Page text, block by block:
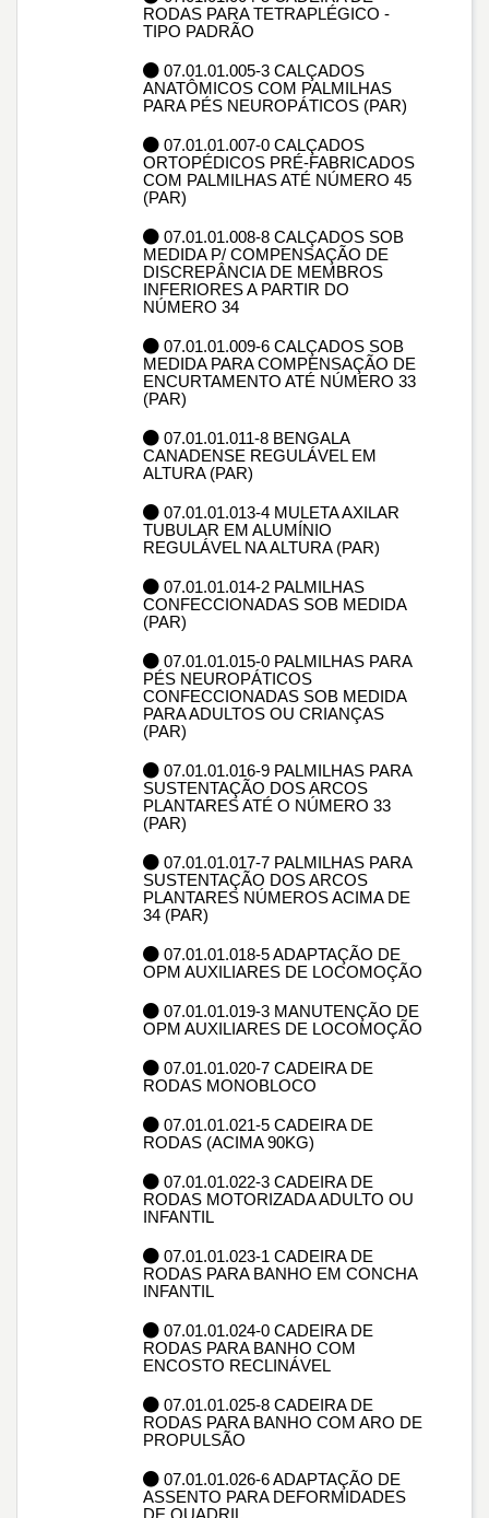
RODAS PARA TETRAPLÉGICO -
TIPO PADRÃO
07.01.01.005-3 CALÇADOS
ANATÔMICOS COM PALMILHAS
PARA PÉS NEUROPÁTICOS (PAR)
07.01.01.007-0 CALÇADOS
ORTOPÉDICOS PRÉ-FABRICADOS
COM PALMILHAS ATÉ NÚMERO 45
(PAR)
07.01.01.008-8 CALÇADOS SOB
MEDIDA P/ COMPENSAÇÃO DE
DISCREPÂNCIA DE MEMBROS
INFERIORES A PARTIR DO
NÚMERO 34
07.01.01.009-6 CALÇADOS SOB
MEDIDA PARA COMPENSAÇÃO DE
ENCURTAMENTO ATÉ NÚMERO 33
(PAR)
07.01.01.011-8 BENGALA
CANADENSE REGULÁVEL EM
ALTURA (PAR)
07.01.01.013-4 MULETA AXILAR
TUBULAR EM ALUMÍNIO
REGULÁVEL NA ALTURA (PAR)
07.01.01.014-2 PALMILHAS
CONFECCIONADAS SOB MEDIDA
(PAR)
07.01.01.015-0 PALMILHAS PARA
PÉS NEUROPÁTICOS
CONFECCIONADAS SOB MEDIDA
PARA ADULTOS OU CRIANÇAS
(PAR)
07.01.01.016-9 PALMILHAS PARA
SUSTENTAÇÃO DOS ARCOS
PLANTARES ATÉ O NÚMERO 33
(PAR)
07.01.01.017-7 PALMILHAS PARA
SUSTENTAÇÃO DOS ARCOS
PLANTARES NÚMEROS ACIMA DE
34 (PAR)
07.01.01.018-5 ADAPTAÇÃO DE
OPM AUXILIARES DE LOCOMOÇÃO
07.01.01.019-3 MANUTENÇÃO DE
OPM AUXILIARES DE LOCOMOÇÃO
07.01.01.020-7 CADEIRA DE
RODAS MONOBLOCO
07.01.01.021-5 CADEIRA DE
RODAS (ACIMA 90KG)
07.01.01.022-3 CADEIRA DE
RODAS MOTORIZADA ADULTO OU
INFANTIL
07.01.01.023-1 CADEIRA DE
RODAS PARA BANHO EM CONCHA
INFANTIL
07.01.01.024-0 CADEIRA DE
RODAS PARA BANHO COM
ENCOSTO RECLINÁVEL
07.01.01.025-8 CADEIRA DE
RODAS PARA BANHO COM ARO DE
PROPULSÃO
07.01.01.026-6 ADAPTAÇÃO DE
ASSENTO PARA DEFORMIDADES
DE QUADRIL